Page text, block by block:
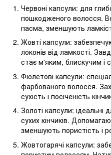
Червоні капсули: для
пошкодженого волосся.
пасма, зменшують
Жовті капсули:
локонів від ламкості.
стає м'яким, блискучим і
Фіолетові капсули:
фарбованого волосся.
сухість і посіченість
Золоті капсули: ідеальні
сухих кінчиків.
зменшують пористість і
Жовтогарячі капсули: